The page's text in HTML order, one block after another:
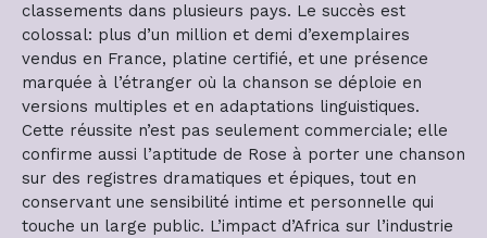
classements dans plusieurs pays. Le succès est
colossal: plus d’un million et demi d’exemplaires
vendus en France, platine certifié, et une présence
marquée à l’étranger où la chanson se déploie en
versions multiples et en adaptations linguistiques.
Cette réussite n’est pas seulement commerciale; elle
confirme aussi l’aptitude de Rose à porter une chanson
sur des registres dramatiques et épiques, tout en
conservant une sensibilité intime et personnelle qui
touche un large public. L’impact d’Africa sur l’industrie